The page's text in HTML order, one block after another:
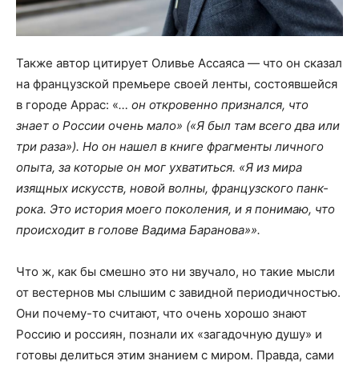
Также автор цитирует Оливье Ассаяса — что он сказал
на французской премьере своей ленты, состоявшейся
в городе Аррас: «… он откровенно признался, что
знает о России очень мало» («Я был там всего два или
три раза»). Но он нашел в книге фрагменты личного
опыта, за которые он мог ухватиться. «Я из мира
изящных искусств, новой волны, французского панк-
рока. Это история моего поколения, и я понимаю, что
происходит в голове Вадима Баранова»».
Что ж, как бы смешно это ни звучало, но такие мысли
от вестернов мы слышим с завидной периодичностью.
Они почему-то считают, что очень хорошо знают
Россию и россиян, познали их «загадочную душу» и
готовы делиться этим знанием с миром. Правда, сами